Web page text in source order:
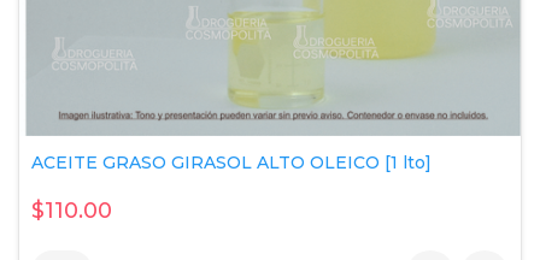
ACEITE GRASO GIRASOL ALTO OLEICO [1 lto]
$110.00